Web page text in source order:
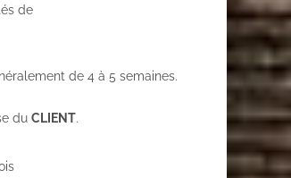
de
de 4 à 5 semaines.
du CLIENT.